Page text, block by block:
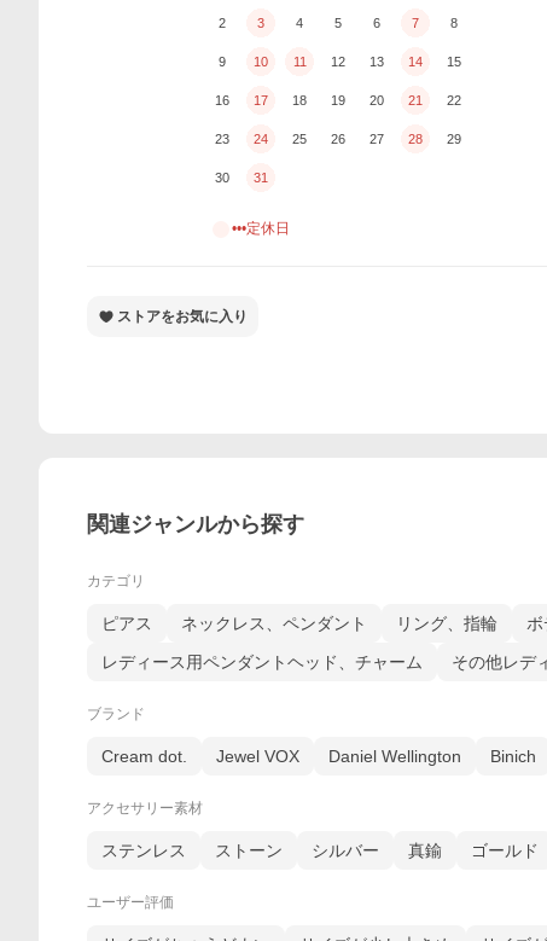
2 3 4 5 6 7 8
9 10 11 12 13 14 15
16 17 18 19 20 21 22
23 24 25 26 27 28 29
30 31
•••定休日
ストアをお気に入り
関連ジャンルから探す
カテゴリ
ピアス ネックレス、ペンダント リング、指輪
レディース用ペンダントヘッド、チャーム
その他レデ
ブランド
Cream dot. Jewel VOX Daniel Wellington Binich
アクセサリー素材
ステンレス ストーン シルバー 真鍮 ゴールド
ユーザー評価